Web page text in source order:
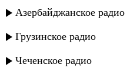
Азербайджанское радио
Грузинское радио
Чеченское радио
Жегьилар группа -